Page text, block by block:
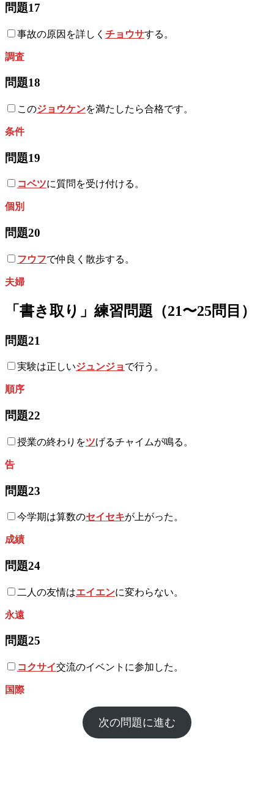
問題17
事故の原因を詳しく チョウサする。
調査
問題18
このジョウケンを満たしたら合格です。
条件
問題19
コベツに質問を受け付ける。
個別
問題20
フウフで仲良く散歩する。
夫婦
「書き取り」練習問題（21〜25問目）
問題21
実験は正しいジュンジョ で行う。
順序
問題22
授業の終わりをツげるチャイムが鳴る。
告
問題23
今学期は算数のセイセキが上がった。
成績
問題24
二人の友情はエイエンに変わらない。
永遠
問題25
コクサイ交流のイベントに参加した。
国際
次の問題に進む